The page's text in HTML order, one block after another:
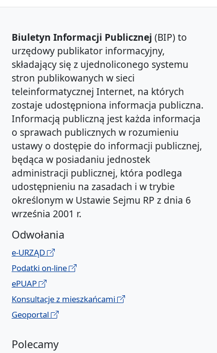
Biuletyn Informacji Publicznej (BIP) to
urzędowy publikator informacyjny,
składający się z ujednoliconego systemu
stron publikowanych w sieci
teleinformatycznej Internet, na których
zostaje udostępniona informacja publiczna.
Informacją publiczną jest każda informacja
o sprawach publicznych w rozumieniu
ustawy o dostępie do informacji publicznej,
będąca w posiadaniu jednostek
administracji publicznej, która podlega
udostępnieniu na zasadach i w trybie
określonym w Ustawie Sejmu RP z dnia 6
września 2001 r.
Odwołania
e-URZĄD
Podatki on-line
ePUAP
Konsultacje z mieszkańcami
Geoportal
Polecamy